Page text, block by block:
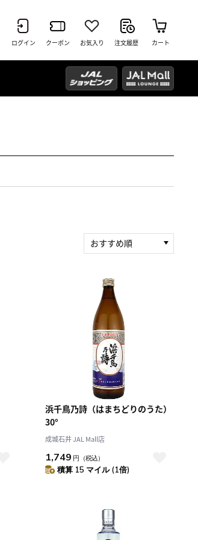
ログイン クーポン お気入り 注文履歴 カート
おすすめ順
積算マイル率（高い
順）
人気順
レビュー件数（多い
順）
レビュー評価（高い
順）
価格（安い順）
価格（高い順）
浜千鳥乃詩（はまちどりのうた）
30°
成城石井 JAL Mall店
1,749 円 （税込）
積算 15 マイル (1倍)